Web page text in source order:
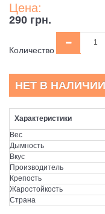
Цена:
290 грн.
Количество
НЕТ В НАЛИЧИИ
Характеристики
Вес
Дымность
Вкус
Производитель
Крепость
Жаростойкость
Страна